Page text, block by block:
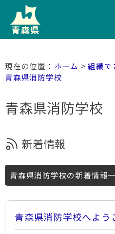
ホーム >組織で
青森県消防学校
青森県消防学校
新着情報
青森県消防学校の新着情報
青森県消防学校へよう